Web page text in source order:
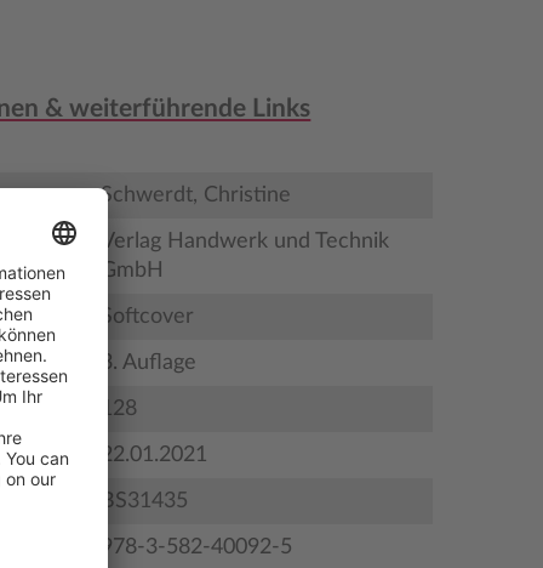
& weiterführende Links
Schwerdt, Christine
Verlag Handwerk und Technik
GmbH
Softcover
3. Auflage
128
22.01.2021
BS31435
978-3-582-40092-5